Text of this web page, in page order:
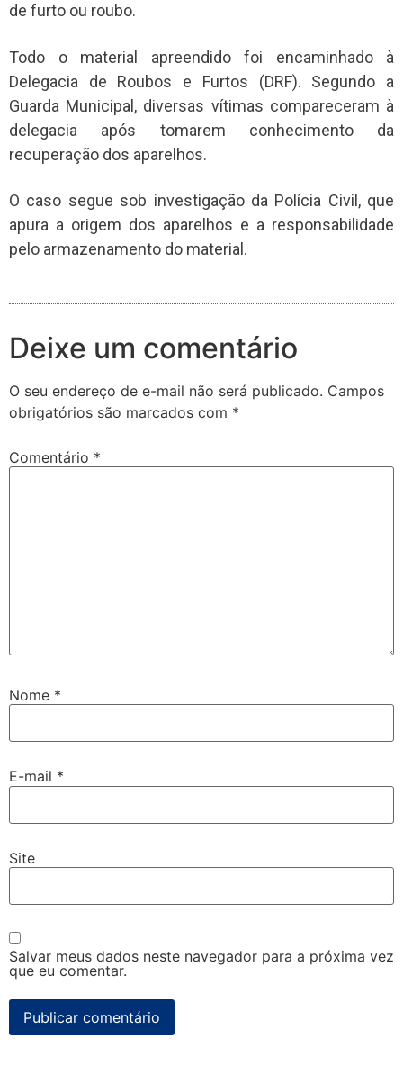
de furto ou roubo.
Todo o material apreendido foi encaminhado à
Delegacia de Roubos e Furtos (DRF). Segundo a
Guarda Municipal, diversas vítimas compareceram à
delegacia após tomarem conhecimento da
recuperação dos aparelhos.
O caso segue sob investigação da Polícia Civil, que
apura a origem dos aparelhos e a responsabilidade
pelo armazenamento do material.
Deixe um comentário
O seu endereço de e-mail não será publicado. Campos
obrigatórios são marcados com *
Comentário *
Nome *
E-mail *
Site
Salvar meus dados neste navegador para a próxima vez
que eu comentar.